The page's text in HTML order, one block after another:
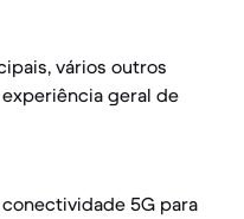
vários outros
geral de
5G para